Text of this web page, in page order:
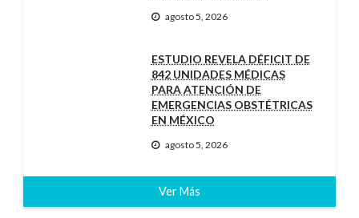
agosto 5, 2026
ESTUDIO REVELA DÉFICIT DE
842 UNIDADES MÉDICAS
PARA ATENCIÓN DE
EMERGENCIAS OBSTÉTRICAS
EN MÉXICO
agosto 5, 2026
Ver Más